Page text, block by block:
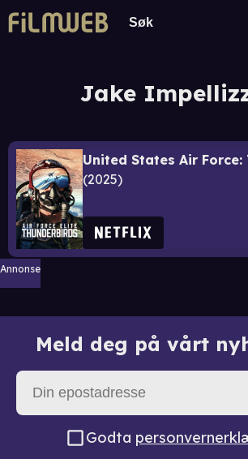
Jake
2025
Annonse
Meld deg på vårt
Godta